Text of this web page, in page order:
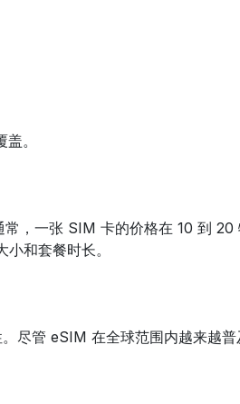
。
，一张 SIM 卡的价格在 10 到
和套餐时长。
尽管 eSIM 在全球范围内越来越